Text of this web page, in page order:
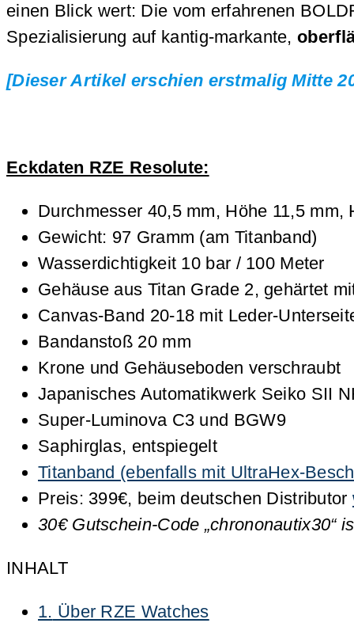
einen Blick wert: Die vom erfahrenen
Spezialisierung auf kantig-markante,
[Dieser Artikel erschien erstmalig Mitte
Eckdaten RZE Resolute:
Durchmesser 40,5 mm, Höhe 11,5 mm,
Gewicht: 97 Gramm (am Titanband)
Wasserdichtigkeit 10 bar / 100 Meter
Gehäuse aus Titan Grade 2, gehärtet
Canvas-Band 20-18 mit Leder-
Bandanstoß 20 mm
Krone und Gehäuseboden verschraubt
Japanisches Automatikwerk Seiko SII
Super-Luminova C3 und BGW9
Saphirglas, entspiegelt
Titanband (ebenfalls mit UltraHex-
Preis: 399€, beim deutschen Distributor
30€ Gutschein-Code „chrononautix30“
INHALT
1. Über RZE Watches